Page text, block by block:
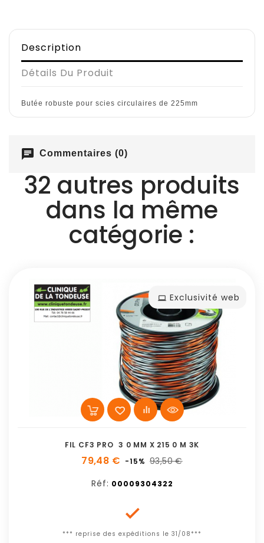
Description
Détails Du Produit
Butée robuste pour scies circulaires de 225mm
chat Commentaires (0)
32 autres produits
dans la même
catégorie :
Exclusivité web
FIL CF3 PRO  3 0 MM X 215 0 M 3K
79,48 € -15% 93,50 €
Réf: 00009304322

*** reprise des expéditions le 31/08***